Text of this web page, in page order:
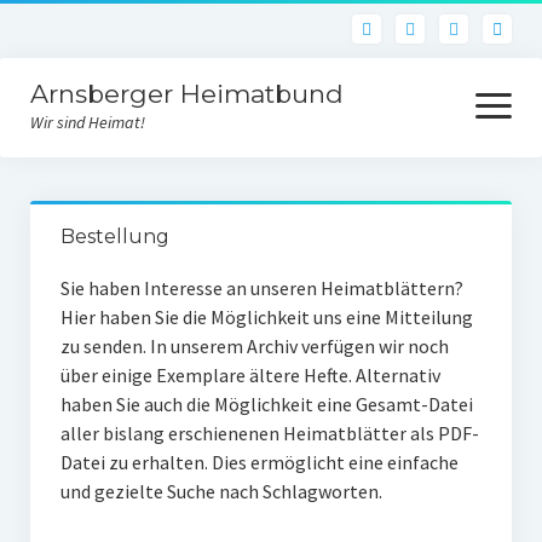
Arnsberger Heimatbund
Wir sind Heimat!
Menü
öffnen
Aktuelles
Archiv
Unsere Arbeit
Heimatbundraum
Historischer Weinberg
Bildstock des Hl. Urban
Bestellung
Sie haben Interesse an unseren Heimatblättern?
Hier haben Sie die Möglichkeit uns eine Mitteilung
zu senden. In unserem Archiv verfügen wir noch
über einige Exemplare ältere Hefte. Alternativ
haben Sie auch die Möglichkeit eine Gesamt-Datei
aller bislang erschienenen Heimatblätter als PDF-
Datei zu erhalten. Dies ermöglicht eine einfache
und gezielte Suche nach Schlagworten.